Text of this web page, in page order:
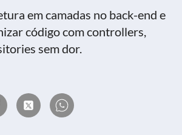
em camadas no back-end e
código com controllers,
sem dor.